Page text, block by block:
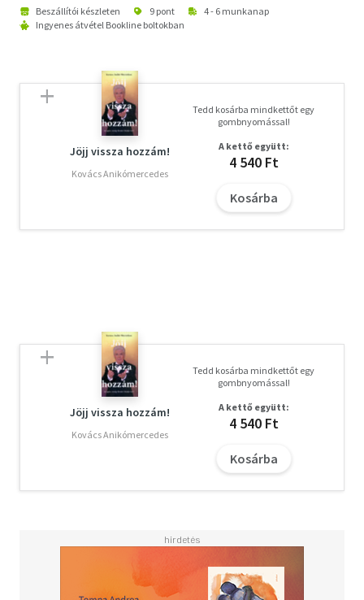
Beszállítói készleten 9 pont
4 - 6 munkanap
Ingyenes átvétel Bookline boltokban
Jöjj vissza hozzám!
Kovács Anikómercedes
Tedd kosárba mindkettőt egy
gombnyomással!
A kettő együtt:
4 540 Ft
Kosárba
Jöjj vissza hozzám!
Kovács Anikómercedes
Tedd kosárba mindkettőt egy
gombnyomással!
A kettő együtt:
4 540 Ft
Kosárba